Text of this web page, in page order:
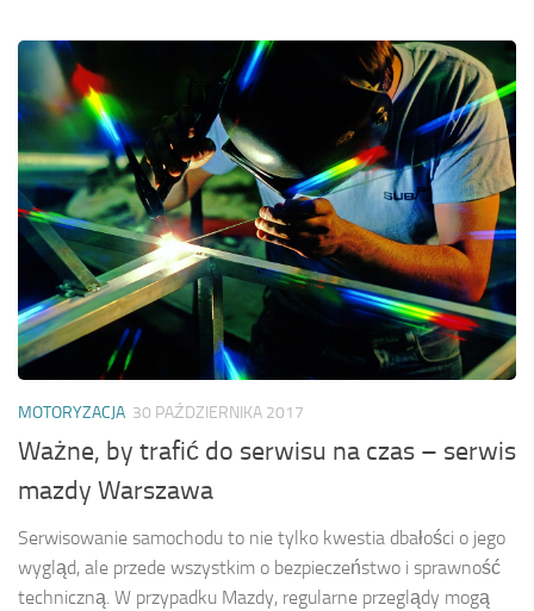
MOTORYZACJA 30 PAŹDZIERNIKA 2017
Ważne, by trafić do serwisu na czas – serwis
mazdy Warszawa
Serwisowanie samochodu to nie tylko kwestia dbałości o jego
wygląd, ale przede wszystkim o bezpieczeństwo i sprawność
techniczną. W przypadku Mazdy, regularne przeglądy mogą